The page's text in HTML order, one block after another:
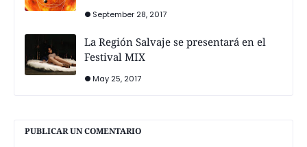
September 28, 2017
La Región Salvaje se presentará en el
Festival MIX
May 25, 2017
PUBLICAR UN COMENTARIO